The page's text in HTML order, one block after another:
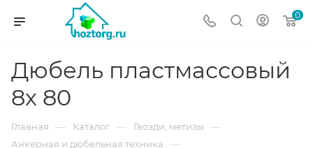
0
Дюбель пластмассовый
8х 80
Главная — Каталог — Гвозди, метизы —
Анкерная и дюбельная техника —